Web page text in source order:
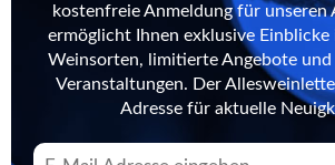
kostenfreie Anmeldung für unseren
ermöglicht Ihnen exklusive Einblicke
Weinsorten, limitierte Angebote und
Veranstaltungen. Der
Adresse für aktuelle